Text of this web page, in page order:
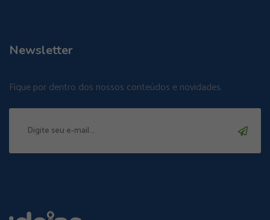
Newsletter
Fique por dentro dos nossos conteúdos e novidades.